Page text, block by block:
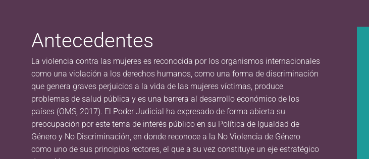
Antecedentes
La violencia contra las mujeres es reconocida por los organismos internacionales
como una violación a los derechos humanos, como una forma de discriminación
que genera graves perjuicios a la vida de las mujeres víctimas, produce
problemas de salud pública y es una barrera al desarrollo económico de los
países (OMS, 2017). El Poder Judicial ha expresado de forma abierta su
preocupación por este tema de interés público en su Política de Igualdad de
Género y No Discriminación, en donde reconoce a la No Violencia de Género
como uno de sus principios rectores, el que a su vez constituye un eje estratégico